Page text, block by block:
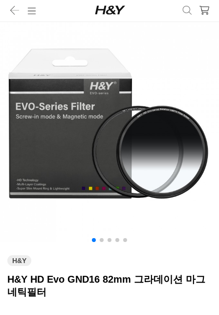
H&Y
H&Y HD Evo GND16 82mm 그라데이션 마그
네틱필터